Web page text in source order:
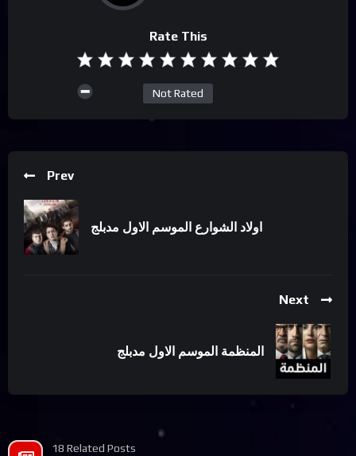
Rate This
Not Rated
Prev
اولاد الشوارع الموسم الاول مدبلج
Next
المنظمة الموسم الاول مدبلج
18 Related Posts